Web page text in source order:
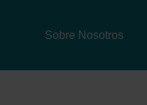
Sobre Nosotros